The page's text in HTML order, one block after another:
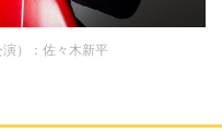
）：佐々木新平